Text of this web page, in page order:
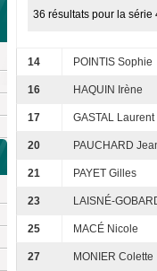
36 résultats pour la série
14 POINTIS Sophie
16 HAQUIN Irène
17 GASTAL Laurent
20 PAUCHARD
21 PAYET Gilles
23 LAISNÉ-
25 MACÉ Nicole
27 MONIER Colette